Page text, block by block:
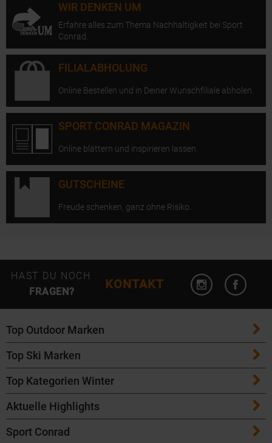
WIR DENKEN UM
Erfahre alles zum Thema Nachhaltigkeit bei Sport
Conrad.
FILIALABHOLUNG
Online Bestellen und in Deiner Wunschfiliale abholen.
SPORT CONRAD MAGAZIN
Online blättern und inspirieren lassen.
GUTSCHEINE
Freude schenken, ganz ohne Risiko.
HAST DU NOCH
FRAGEN?
KONTAKT
Instagram
Top Outdoor Marken
Patagonia
Maloja
Salomon
Icebreaker
Top Ski Marken
ATK Bindungen
K2 Ski
Völkl Ski
Top Kategorien Winter
Ski
Skitouren Ski
Aktuelle Highlights
Maloja Fahrradbekleidung
Sport Conrad